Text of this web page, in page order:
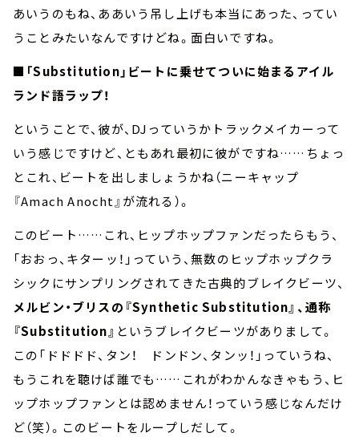
あいうのもね、ああいう吊し上げも本当にあった、ってい
うことみたいなんですけどね。面白いですね。
■「Substitution」ビートに乗せてついに始まるアイル
ランド語ラップ！
ということで、彼が、DJっていうかトラックメイカーって
いう感じですけど、ともあれ最初に彼がですね……ちょっ
とこれ、ビートを出しましょうかね（ニーキャップ
『Amach Anocht』が流れる）。
このビート……これ、ヒップホップファンだったらもう、
「おおっ、キターッ！」っていう、無数のヒップホップクラ
シックにサンプリングされてきた古典的ブレイクビーツ、
メルビン・ブリスの『Synthetic Substitution』、通称
『Substitution』 というブレイクビーツがありまして。
この「ドドドド、タン！ ドンドン、タンッ！」っていうね、
もうこれを聴けば誰でも……これがわかんなきゃもう、ヒ
ップホップファンとは認めません！っていう感じなんだけ
ど（笑）。このビートをループしだして。